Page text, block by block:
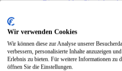
Bitte melden Sie sich an!
Wir verwenden Cookies
Wir können diese zur Analyse unserer
verbessern, personalisierte Inhalte anzuzeigen
Erlebnis zu bieten. Für weitere Informationen zu
öffnen Sie die Einstellungen.